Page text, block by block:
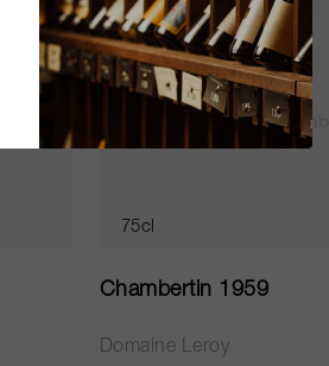
75cl
Chambertin 1959
Domaine Leroy